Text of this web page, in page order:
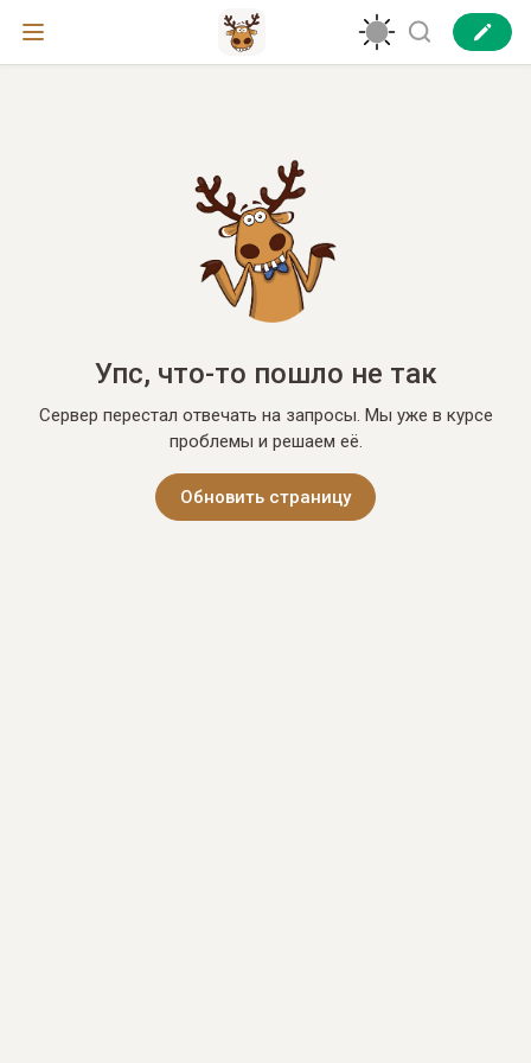
Упс, что-то пошло не так
Сервер перестал отвечать на запросы. Мы уже в курсе
проблемы и решаем её.
Обновить страницу